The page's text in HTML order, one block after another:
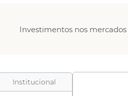
Investimentos nos
Institucional